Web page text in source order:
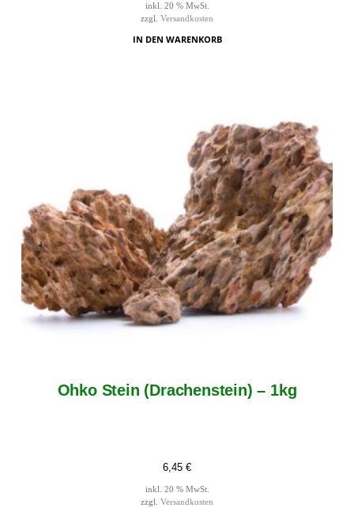
inkl. 20 % MwSt.
zzgl. Versandkosten
IN DEN WARENKORB
Ohko Stein (Drachenstein) – 1kg
6,45 €
inkl. 20 % MwSt.
zzgl. Versandkosten